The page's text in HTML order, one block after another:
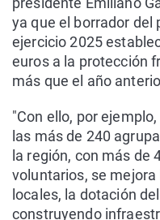
ya que el borrador del
ejercicio 2025
euros a la protección
más que el año
"Con ello, por
las más de 240
la región, con más de
voluntarios, se
locales, la dotación
construyendo